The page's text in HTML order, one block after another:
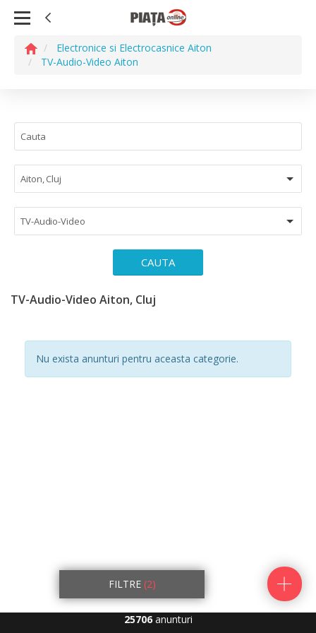
Electronice si Electrocasnice Aiton
TV-Audio-Video Aiton
Aiton, Cluj
TV-Audio-Video
CAUTA
TV-Audio-Video Aiton, Cluj
Nu exista anunturi pentru aceasta categorie.
FILTRE (2)
25706anunturi